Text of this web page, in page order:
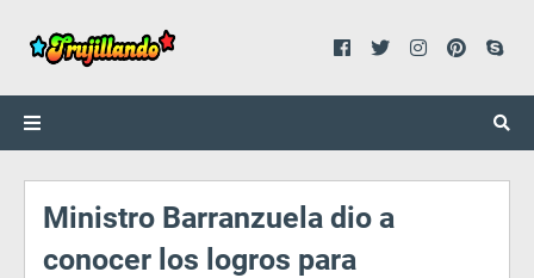
Ministro Barranzuela dio a
conocer los logros para